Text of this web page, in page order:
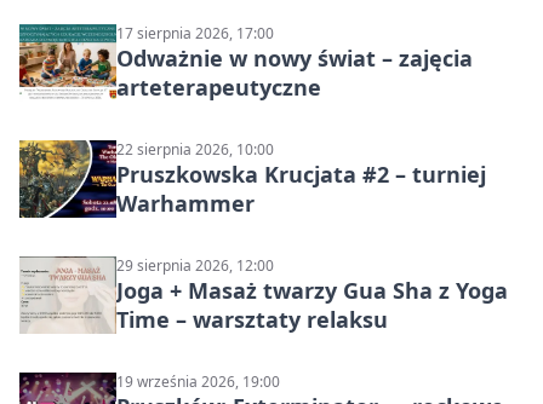
17 sierpnia 2026, 17:00
Odważnie w nowy świat – zajęcia
arteterapeutyczne
22 sierpnia 2026, 10:00
Pruszkowska Krucjata #2 – turniej
Warhammer
29 sierpnia 2026, 12:00
Joga + Masaż twarzy Gua Sha z Yoga
Time – warsztaty relaksu
19 września 2026, 19:00